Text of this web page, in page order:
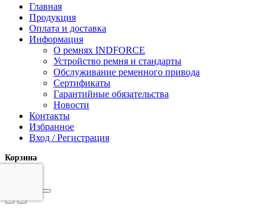
Главная
Продукция
Оплата и доставка
Информация
О ремнях INDFORCE
Устройство ремня и стандарты
Обслуживание ременного привода
Сертификаты
Гарантийные обязательства
Новости
Контакты
Избранное
Вход / Регистрация
Корзина